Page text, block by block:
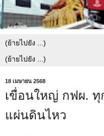
18 เมษายน 2568
เขื่อนใหญ่ กฟผ. ทุ
แผ่นดินไหว